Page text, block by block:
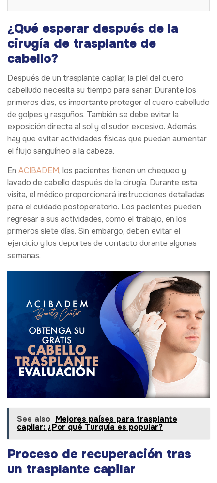
¿Qué esperar después de la
cirugía de trasplante de
cabello?
Después de un trasplante capilar, la piel del cuero
cabelludo necesita su tiempo para sanar. Durante los
primeros días, es importante proteger el cuero cabelludo
de golpes y rasguños. También se debe evitar la
exposición directa al sol y el sudor excesivo. Además,
hay que evitar actividades físicas que puedan aumentar
el flujo sanguíneo a la cabeza.
En ACIBADEM, los pacientes tienen un chequeo y
lavado de cabello después de la cirugía. Durante esta
visita, el médico proporcionará instrucciones detalladas
para el cuidado postoperatorio. Los pacientes pueden
regresar a sus actividades, como el trabajo, en los
primeros siete días. Sin embargo, deben evitar el
ejercicio y los deportes de contacto durante algunas
semanas.
See also Mejores países para trasplante
capilar: ¿Por qué Turquía es popular?
Proceso de recuperación tras
un trasplante capilar